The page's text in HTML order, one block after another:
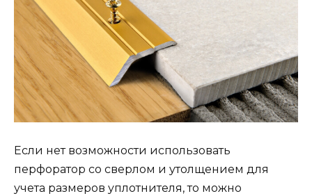
Если нет возможности использовать
перфоратор со сверлом и утолщением для
учета размеров уплотнителя, то можно